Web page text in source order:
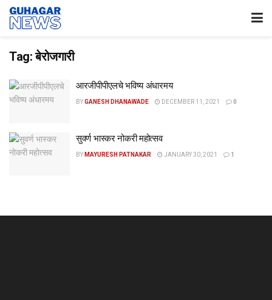
Tag:बेरोजगारी
आरजीपीपीएलचे भविष्य अंधारमय
BYGANESH DHANAWADE DECEMBER 11, 2021 0
सुवर्ण भास्कर नोकरी महोत्सव
BY MAYURESH PATNAKAR JANUARY 30, 2021 1